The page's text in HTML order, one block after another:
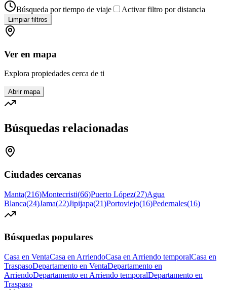
Búsqueda por tiempo de viaje
Activar filtro por distancia
Limpiar filtros
Ver en mapa
Explora propiedades cerca de ti
Abrir mapa
Búsquedas relacionadas
Ciudades cercanas
Manta(216)Montecristi(66)Puerto López(27)Agua
Blanca(24)Jama(22)Jipijapa(21)Portoviejo(16)Pedernales(16)
Búsquedas populares
Casa en VentaCasa en ArriendoCasa en Arriendo temporalCasa en
TraspasoDepartamento en VentaDepartamento en
ArriendoDepartamento en Arriendo temporalDepartamento en
Traspaso